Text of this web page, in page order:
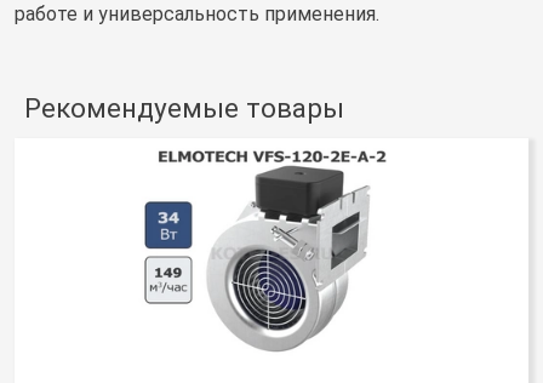
работе и универсальность применения.
Рекомендуемые товары